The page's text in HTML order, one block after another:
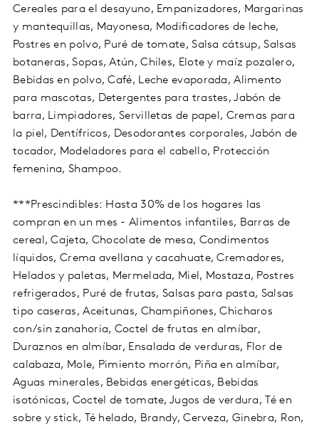
Cereales para el desayuno, Empanizadores, Margarinas
y mantequillas, Mayonesa, Modificadores de leche,
Postres en polvo, Puré de tomate, Salsa cátsup, Salsas
botaneras, Sopas, Atún, Chiles, Elote y maíz pozalero,
Bebidas en polvo, Café, Leche evaporada, Alimento
para mascotas, Detergentes para trastes, Jabón de
barra, Limpiadores, Servilletas de papel, Cremas para
la piel, Dentífricos, Desodorantes corporales, Jabón de
tocador, Modeladores para el cabello, Protección
femenina, Shampoo.
***Prescindibles: Hasta 30% de los hogares las
compran en un mes - Alimentos infantiles, Barras de
cereal, Cajeta, Chocolate de mesa, Condimentos
líquidos, Crema avellana y cacahuate, Cremadores,
Helados y paletas, Mermelada, Miel, Mostaza, Postres
refrigerados, Puré de frutas, Salsas para pasta, Salsas
tipo caseras, Aceitunas, Champiñones, Chicharos
con/sin zanahoria, Coctel de frutas en almíbar,
Duraznos en almíbar, Ensalada de verduras, Flor de
calabaza, Mole, Pimiento morrón, Piña en almíbar,
Aguas minerales, Bebidas energéticas, Bebidas
isotónicas, Coctel de tomate, Jugos de verdura, Té en
sobre y stick, Té helado, Brandy, Cerveza, Ginebra, Ron,